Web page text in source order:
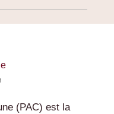
(PAC) est la